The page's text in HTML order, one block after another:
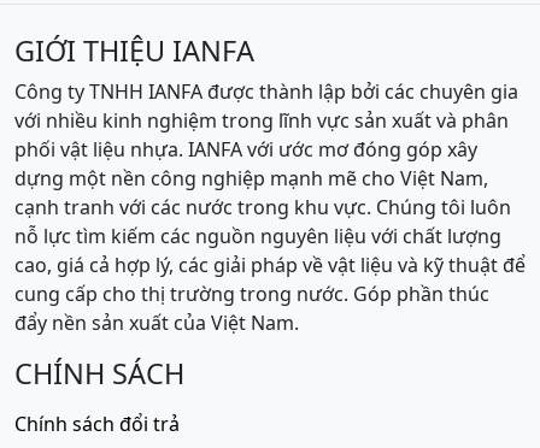
GIỚI THIỆU IANFA
Công ty TNHH IANFA được thành lập bởi các chuyên gia
với nhiều kinh nghiệm trong lĩnh vực sản xuất và phân
phối vật liệu nhựa. IANFA với ước mơ đóng góp xây
dựng một nền công nghiệp mạnh mẽ cho Việt Nam,
cạnh tranh với các nước trong khu vực. Chúng tôi luôn
nỗ lực tìm kiếm các nguồn nguyên liệu với chất lượng
cao, giá cả hợp lý, các giải pháp về vật liệu và kỹ thuật để
cung cấp cho thị trường trong nước. Góp phần thúc
đẩy nền sản xuất của Việt Nam.
CHÍNH SÁCH
Chính sách đổi trả